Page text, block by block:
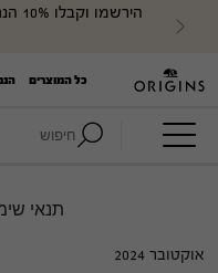
Next
כל המוצרים
חיפוש:
תנאי
אוקטובר 2024